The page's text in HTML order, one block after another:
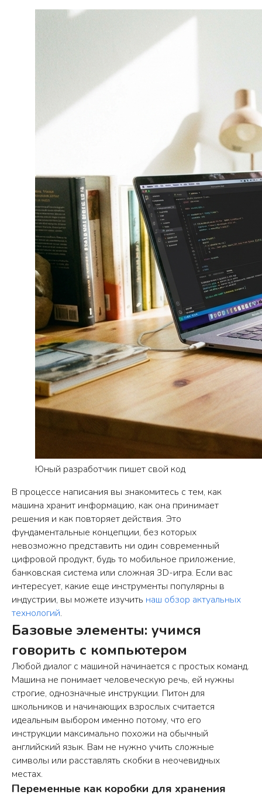
Юный разработчик пишет свой код
В процессе написания вы знакомитесь с тем, как
машина хранит информацию, как она принимает
решения и как повторяет действия. Это
фундаментальные концепции, без которых
невозможно представить ни один современный
цифровой продукт, будь то мобильное приложение,
банковская система или сложная 3D-игра. Если вас
интересует, какие еще инструменты популярны в
индустрии, вы можете изучить наш обзор актуальных
технологий.
Базовые элементы: учимся
говорить с компьютером
Любой диалог с машиной начинается с простых команд.
Машина не понимает человеческую речь, ей нужны
строгие, однозначные инструкции. Питон для
школьников и начинающих взрослых считается
идеальным выбором именно потому, что его
инструкции максимально похожи на обычный
английский язык. Вам не нужно учить сложные
символы или расставлять скобки в неочевидных
местах.
Переменные как коробки для хранения